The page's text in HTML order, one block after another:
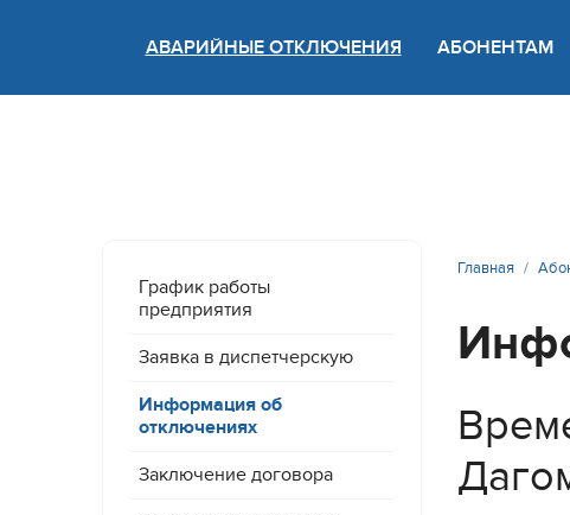
Версия
АВАРИЙНЫЕ ОТКЛЮЧЕНИЯ АБОНЕНТАМ
График работы
предприятия
Заявка в диспетчерскую
Информация об
отключениях
Заключение договора
Главная